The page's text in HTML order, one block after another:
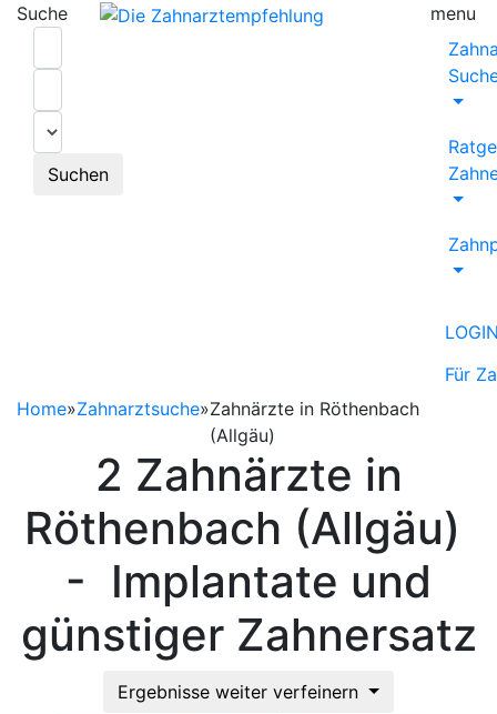
Suche
Suchen
menu
Für
Home»Zahnarztsuche»Zahnärzte in Röthenbach
(Allgäu)
2 Zahnärzte in
Röthenbach (Allgäu)
- Implantate und
günstiger Zahnersatz
Ergebnisse weiter verfeinern